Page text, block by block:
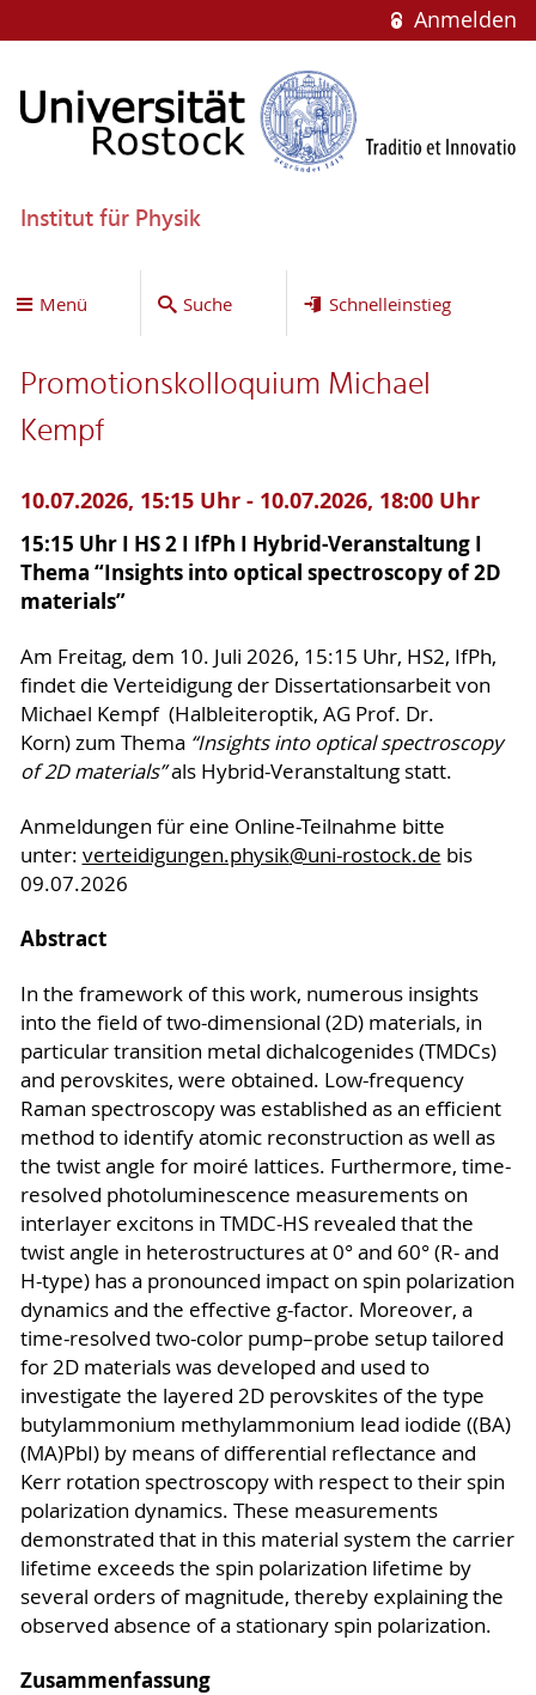
Anmelden
Institut für Physik
Menü Suche Schnelleinstieg
Promotionskolloquium Michael
Kempf
10.07.2026, 15:15 Uhr - 10.07.2026, 18:00 Uhr
15:15 Uhr I HS 2 I IfPh I Hybrid-Veranstaltung I
Thema “Insights into optical spectroscopy of 2D
materials”
Am Freitag, dem 10. Juli 2026, 15:15 Uhr, HS2, IfPh,
findet die Verteidigung der Dissertationsarbeit von
Michael Kempf (Halbleiteroptik, AG Prof. Dr.
Korn) zum Thema “Insights into optical spectroscopy
of 2D materials”als Hybrid-Veranstaltung statt.
Anmeldungen für eine Online-Teilnahme bitte
unter: verteidigungen.physik@uni-rostock.de bis
09.07.2026
Abstract
In the framework of this work, numerous insights
into the field of two-dimensional (2D) materials, in
particular transition metal dichalcogenides (TMDCs)
and perovskites, were obtained. Low-frequency
Raman spectroscopy was established as an efficient
method to identify atomic reconstruction as well as
the twist angle for moiré lattices. Furthermore, time-
resolved photoluminescence measurements on
interlayer excitons in TMDC-HS revealed that the
twist angle in heterostructures at 0° and 60° (R- and
H-type) has a pronounced impact on spin polarization
dynamics and the effective g-factor. Moreover, a
time-resolved two-color pump–probe setup tailored
for 2D materials was developed and used to
investigate the layered 2D perovskites of the type
butylammonium methylammonium lead iodide ((BA)
(MA)PbI) by means of differential reflectance and
Kerr rotation spectroscopy with respect to their spin
polarization dynamics. These measurements
demonstrated that in this material system the carrier
lifetime exceeds the spin polarization lifetime by
several orders of magnitude, thereby explaining the
observed absence of a stationary spin polarization.
Zusammenfassung